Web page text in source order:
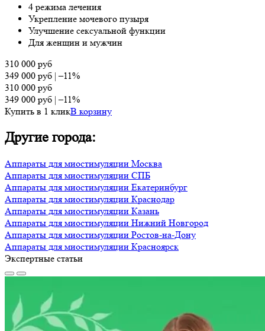
4 режима лечения
Укрепление мочевого пузыря
Улучшение сексуальной функции
Для женщин и мужчин
310 000 руб
349 000 руб |–11%
310 000 руб
349 000 руб |–11%
Купить в 1 кликВ корзину
Другие города:
Аппараты для миостимуляции Москва
Аппараты для миостимуляции СПБ
Аппараты для миостимуляции Екатеринбург
Аппараты для миостимуляции Краснодар
Аппараты для миостимуляции Казань
Аппараты для миостимуляции Нижний Новгород
Аппараты для миостимуляции Ростов-на-Дону
Аппараты для миостимуляции Красноярск
Экспертные статьи